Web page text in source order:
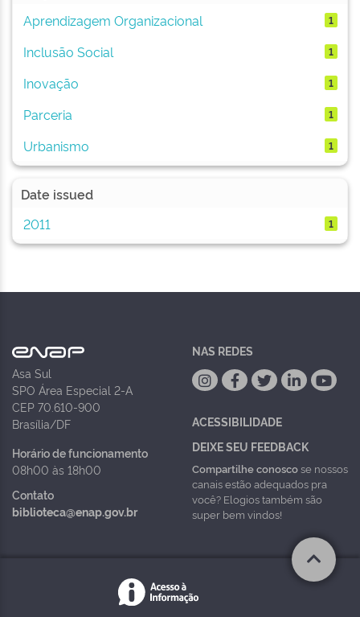
Aprendizagem Organizacional
1
Inclusão Social 1
Inovação 1
Parceria 1
Urbanismo 1
Date issued
2011
1
Asa Sul
SPO Área Especial 2-A
CEP 70.610-900
Brasília/DF
Horário de funcionamento
08h00 às 18h00
Contato
biblioteca@enap.gov.br
NAS REDES
ACESSIBILIDADE
DEIXE SEU FEEDBACK
Compartilhe conoscose nossos
canais estão adequados pra
você? Elogios também são
super bem vindos!